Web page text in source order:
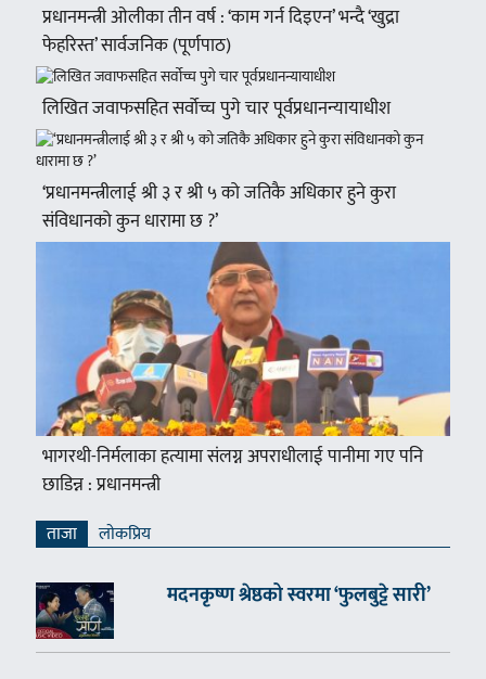
प्रधानमन्त्री ओलीका तीन वर्ष : ‘काम गर्न दिइएन’ भन्दै ‘खुद्रा
फेहरिस्त’ सार्वजनिक (पूर्णपाठ)
लिखित जवाफसहित सर्वोच्च पुगे चार पूर्वप्रधानन्यायाधीश
‘प्रधानमन्त्रीलाई श्री ३ र श्री ५ को जतिकै अधिकार हुने कुरा
संविधानको कुन धारामा छ ?’
भागरथी-निर्मलाका हत्यामा संलग्न अपराधीलाई पानीमा गए पनि
छाडिन्न : प्रधानमन्त्री
ताजा लाेकप्रिय
मदनकृष्ण श्रेष्ठको स्वरमा ‘फुलबुट्टे सारी’